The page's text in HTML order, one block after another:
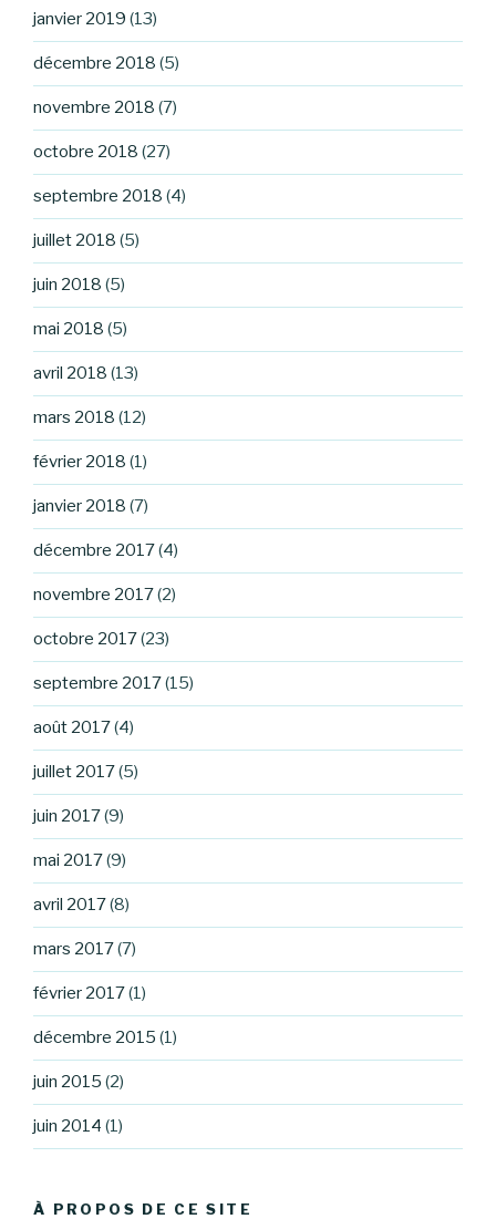
janvier 2019 (13)
décembre 2018 (5)
novembre 2018 (7)
octobre 2018 (27)
septembre 2018 (4)
juillet 2018 (5)
juin 2018 (5)
mai 2018 (5)
avril 2018 (13)
mars 2018 (12)
février 2018 (1)
janvier 2018 (7)
décembre 2017(4)
novembre 2017(2)
octobre 2017(23)
septembre 2017(15)
août 2017(4)
juillet 2017(5)
juin 2017(9)
mai 2017(9)
avril 2017(8)
mars 2017(7)
février 2017(1)
décembre 2015 (1)
juin 2015 (2)
juin 2014 (1)
À PROPOS DE CE SITE